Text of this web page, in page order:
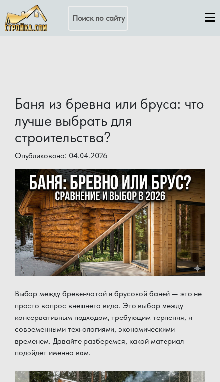
Баня из бревна или бруса: что
лучше выбрать для
строительства?
Опубликовано: 04.04.2026
Выбор между бревенчатой ​​и брусовой баней — это не
просто вопрос внешнего вида. Это выбор между
консервативным подходом, требующим терпения, и
современными технологиями, экономическими
временем. Давайте разберемся, какой материал
подойдет именно вам.